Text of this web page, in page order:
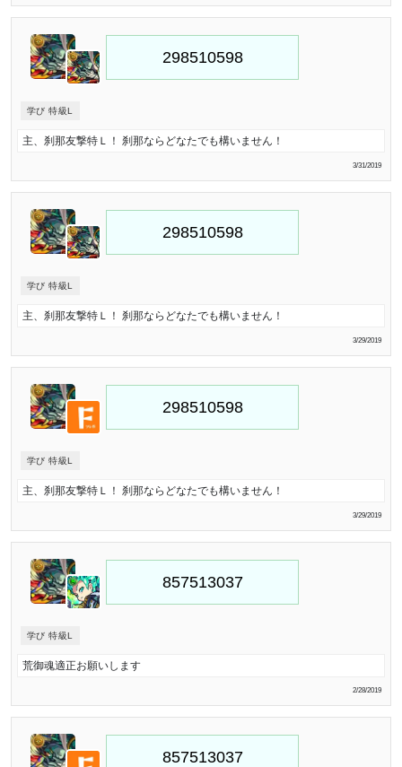
学び 特級L
主、刹那友撃特Ｌ！ 刹那ならどなたでも構いません！
3/31/2019
学び 特級L
主、刹那友撃特Ｌ！ 刹那ならどなたでも構いません！
3/29/2019
学び 特級L
主、刹那友撃特Ｌ！ 刹那ならどなたでも構いません！
3/29/2019
学び 特級L
荒御魂適正お願いします
2/28/2019